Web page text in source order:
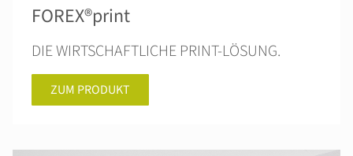
FOREX®print
DIE WIRTSCHAFTLICHE PRINT-LÖSUNG.
ZUM PRODUKT